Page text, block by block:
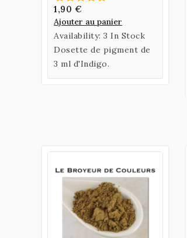
1,90 €
Ajouter au panier
Availability: 3 In Stock
Dosette de pigment de
3 ml d'Indigo.